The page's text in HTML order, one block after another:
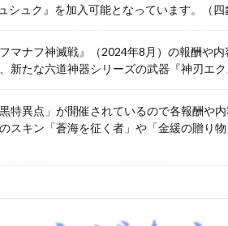
シュク』を加入可能となっています。（四
マナフ神滅戦』（2024年8月）の報酬や
新たな六道神器シリーズの武器『神刃エク
特異点」が開催されているので各報酬や
スキン「蒼海を征く者」や「金緩の贈り